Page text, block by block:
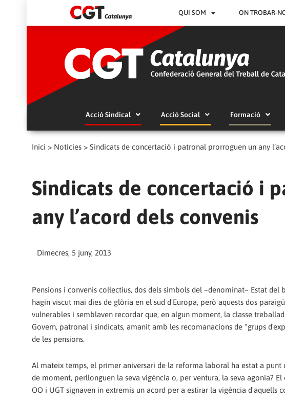
QUI SOM ON TROBAR-
Acció Sindical Acció Social Formació
Inici > Notícies > Sindicats de concertació i patronal prorroguen un any
Sindicats de concertació i
any l’acord dels convenis
Dimecres, 5 juny, 2013
Pensions i convenis col·lectius, dos dels símbols del –denominat– Estat del
hagin viscut mai dies de glòria en el sud d'Europa, però aquests dos
vulnerables i semblaven recordar que, en algun moment, la classe
Govern, patronal i sindicats, amanit amb les recomanacions de "grups
de les pensions.
Al mateix temps, el primer aniversari de la reforma laboral ha estat a punt
de moment, perllonguen la seva vigència o, per ventura, la seva agonia? El
OO i UGT signaven in extremis un acord per a estirar la vigència d'aquells